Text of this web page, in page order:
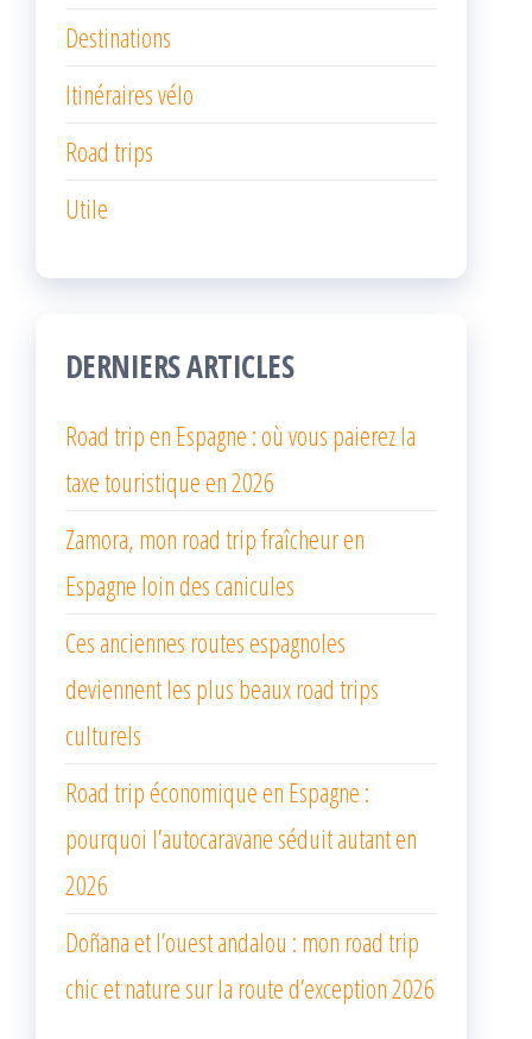
Destinations
Itinéraires vélo
Road trips
Utile
DERNIERS ARTICLES
Road trip en Espagne : où vous paierez la
taxe touristique en 2026
Zamora, mon road trip fraîcheur en
Espagne loin des canicules
Ces anciennes routes espagnoles
deviennent les plus beaux road trips
culturels
Road trip économique en Espagne :
pourquoi l’autocaravane séduit autant en
2026
Doñana et l’ouest andalou : mon road trip
chic et nature sur la route d’exception 2026